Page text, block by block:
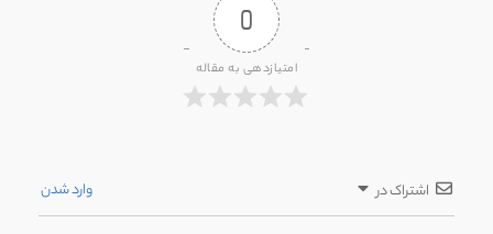
0
امتیازدهی به مقاله
اشتراک در وارد شدن